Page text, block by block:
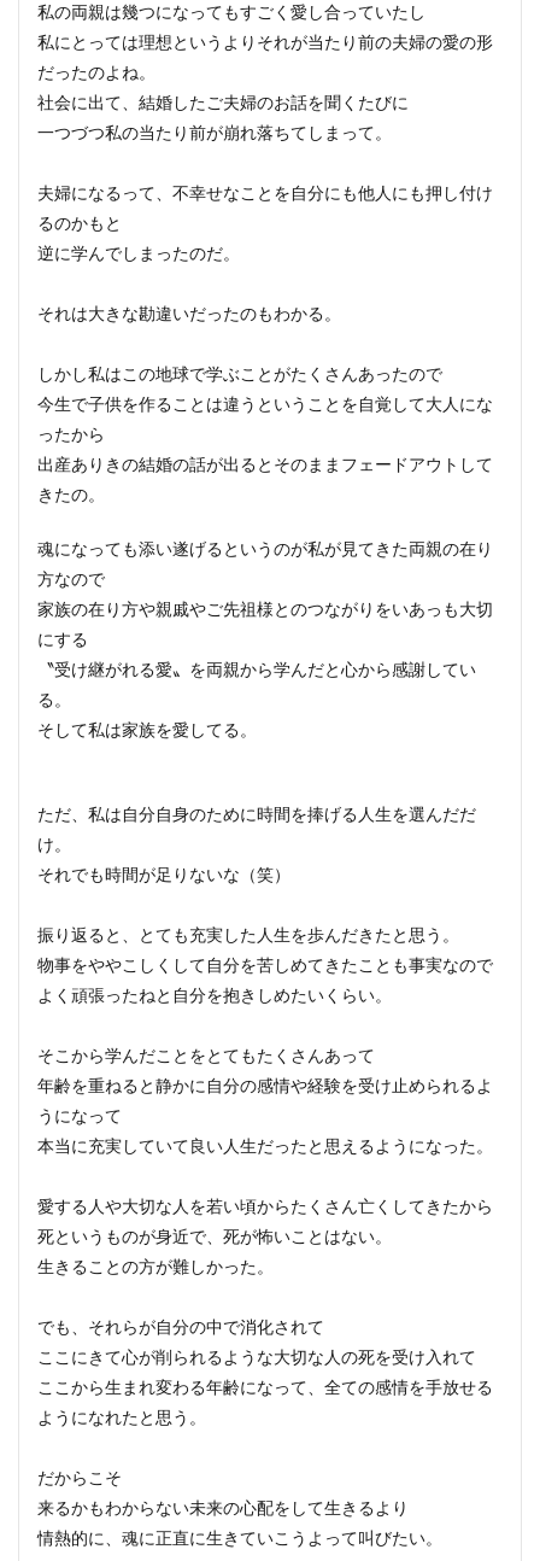
私の両親は幾つになってもすごく愛し合っていたし
私にとっては理想というよりそれが当たり前の夫婦の愛の形
だったのよね。
社会に出て、結婚したご夫婦のお話を聞くたびに
一つづつ私の当たり前が崩れ落ちてしまって。
夫婦になるって、不幸せなことを自分にも他人にも押し付け
るのかもと
逆に学んでしまったのだ。
それは大きな勘違いだったのもわかる。
しかし私はこの地球で学ぶことがたくさんあったので
今生で子供を作ることは違うということを自覚して大人にな
ったから
出産ありきの結婚の話が出るとそのままフェードアウトして
きたの。
魂になっても添い遂げるというのが私が見てきた両親の在り
方なので
家族の在り方や親戚やご先祖様とのつながりをいあっも大切
にする
〝受け継がれる愛〟を両親から学んだと心から感謝してい
る。
そして私は家族を愛してる。
ただ、私は自分自身のために時間を捧げる人生を選んだだ
け。
それでも時間が足りないな（笑）
振り返ると、とても充実した人生を歩んだきたと思う。
物事をややこしくして自分を苦しめてきたことも事実なので
よく頑張ったねと自分を抱きしめたいくらい。
そこから学んだことをとてもたくさんあって
年齢を重ねると静かに自分の感情や経験を受け止められるよ
うになって
本当に充実していて良い人生だったと思えるようになった。
愛する人や大切な人を若い頃からたくさん亡くしてきたから
死というものが身近で、死が怖いことはない。
生きることの方が難しかった。
でも、それらが自分の中で消化されて
ここにきて心が削られるような大切な人の死を受け入れて
ここから生まれ変わる年齢になって、全ての感情を手放せる
ようになれたと思う。
だからこそ
来るかもわからない未来の心配をして生きるより
情熱的に、魂に正直に生きていこうよって叫びたい。